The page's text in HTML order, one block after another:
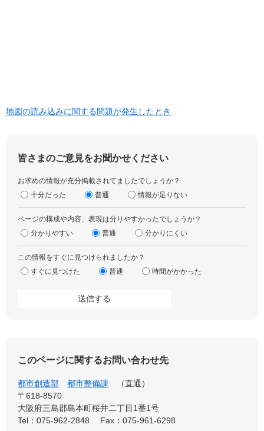
地図の読み込みに関する問題が発生したとき
皆さまのご意見をお聞かせください
お求めの情報が充分掲載されてましたでしょうか？
十分だった
普通 情報が足りない
ページの構成や内容、表現は分りやすかったでしょうか？
分かりやすい
普通 分かりにくい
この情報をすぐに見つけられましたか？
すぐに見つけた
普通 時間がかかった
このページに関するお問い合わせ先
都市創造部 都市整備課
直通
〒618-8570
大阪府三島郡島本町桜井二丁目1番1号
Tel：075-962-2848
Fax：075-961-6298